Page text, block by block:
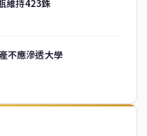
維持423銖
不應滲透大學
↑ 回到頂端